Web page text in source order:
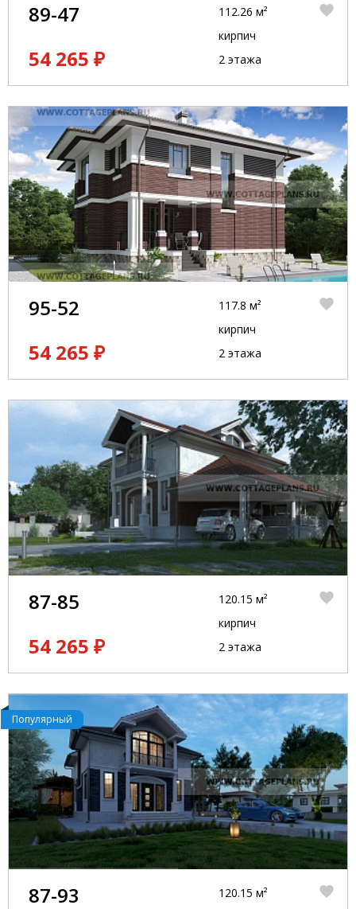
89-47
54 265 ₽
112.26 м²
кирпич
2 этажа
95-52
54 265 ₽
117.8 м²
кирпич
2 этажа
87-85
54 265 ₽
120.15 м²
кирпич
2 этажа
Популярный
87-93 120.15 м²